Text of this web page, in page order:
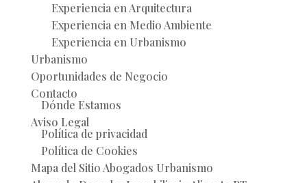
Experiencia en Arquitectura
Experiencia en Medio Ambiente
Experiencia en Urbanismo
Urbanismo
Oportunidades de Negocio
Contacto
Dónde Estamos
Aviso Legal
Política de privacidad
Política de Cookies
Mapa del Sitio Abogados Urbanismo